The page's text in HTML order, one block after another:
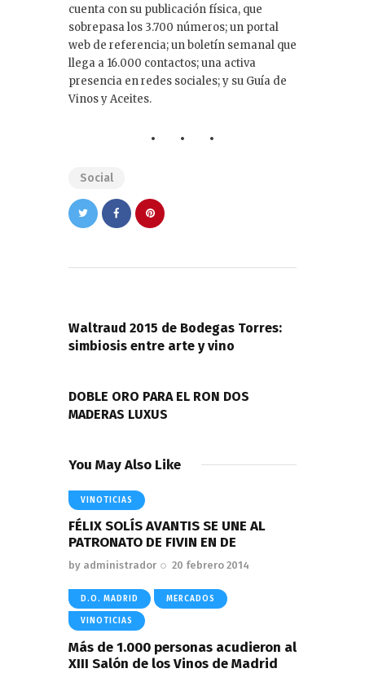
cuenta con su publicación física, que
sobrepasa los 3.700 números; un portal
web de referencia; un boletín semanal que
llega a 16.000 contactos; una activa
presencia en redes sociales; y su Guía de
Vinos y Aceites.
Social
entradas
Waltraud 2015 de Bodegas Torres:
simbiosis entre arte y vino
DOBLE ORO PARA EL RON DOS
MADERAS LUXUS
You May Also Like
VINOTICIAS
FÉLIX SOLÍS AVANTIS SE UNE AL
PATRONATO DE FIVIN EN DE
by administrador 20 febrero 2014
D.O. MADRID MERCADOS
VINOTICIAS
Más de 1.000 personas acudieron al
XIII Salón de los Vinos de Madrid